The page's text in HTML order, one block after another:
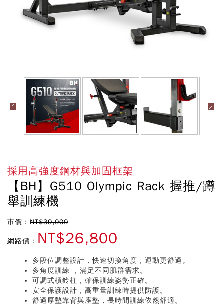
採用高強度鋼材與加固框架
【BH】G510 Olympic Rack 握推/蹲
舉訓練機
市價： NT$39,000
網路價： NT$26,800
多段位調整設計，快速切換角度，運動更舒適。
多角度訓練 ，滿足不同肌群需求。
可調式槓鈴柱，確保訓練姿勢正確。
安全保護設計，高重量訓練時提供防護。
舒適厚墊靠背與座墊，長時間訓練依然舒適。